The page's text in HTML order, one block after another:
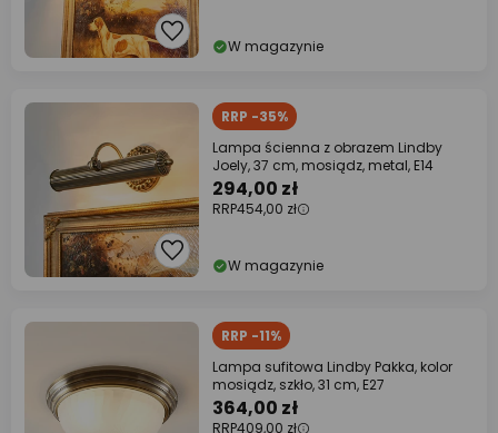
W magazynie
RRP -35%
Lampa ścienna z obrazem Lindby
Joely, 37 cm, mosiądz, metal, E14
294,00 zł
RRP454,00 zł
W magazynie
RRP -11%
Lampa sufitowa Lindby Pakka, kolor
mosiądz, szkło, 31 cm, E27
364,00 zł
RRP409,00 zł